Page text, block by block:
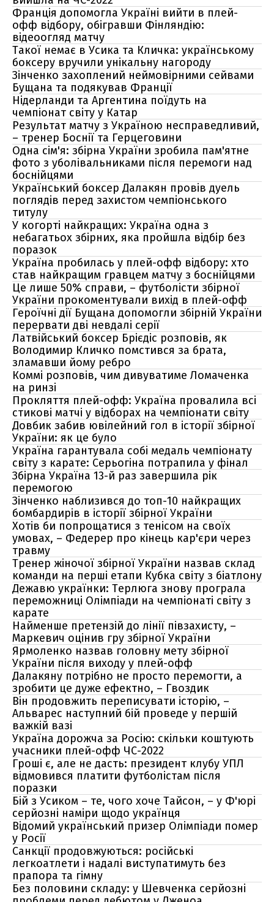
Франція допомогла Україні вийти в плей-
офф відбору, обігравши Фінляндію:
відеоогляд матчу
Такої немає в Усика та Кличка: українському
боксеру вручили унікальну нагороду
Зінченко захоплений неймовірними сейвами
Бущана та подякував Франції
Нідерланди та Аргентина поїдуть на
чемпіонат світу у Катар
Результат матчу з Україною несправедливий,
– тренер Боснії та Герцеговини
Одна сім'я: збірна України зробила пам'ятне
фото з уболівальниками після перемоги над
боснійцями
Український боксер Далакян провів дуель
поглядів перед захистом чемпіонського
титулу
У когорті найкращих: Україна одна з
небагатьох збірних, яка пройшла відбір без
поразок
Україна пробилась у плей-офф відбору: хто
став найкращим гравцем матчу з боснійцями
Це лише 50% справи, – футболісти збірної
України прокоментували вихід в плей-офф
Героїчні дії Бущана допомогли збірній України
перервати дві невдалі серії
Латвійський боксер Брієдіс розповів, як
Володимир Кличко помстився за брата,
зламавши йому ребро
Коммі розповів, чим дивуватиме Ломаченка
на ринзі
Прокляття плей-офф: Україна провалила всі
стикові матчі у відборах на чемпіонати світу
Довбик забив ювілейний гол в історії збірної
України: як це було
Україна гарантувала собі медаль чемпіонату
світу з карате: Серьогіна потрапила у фінал
Збірна Україна 13-й раз завершила рік
перемогою
Зінченко наблизився до топ-10 найкращих
бомбардирів в історії збірної України
Хотів би попрощатися з тенісом на своїх
умовах, – Федерер про кінець кар'єри через
травму
Тренер жіночої збірної України назвав склад
команди на перші етапи Кубка світу з біатлону
Дежавю українки: Терлюга знову програла
переможниці Олімпіади на чемпіонаті світу з
карате
Найменше претензій до лінії півзахисту, –
Маркевич оцінив гру збірної України
Ярмоленко назвав головну мету збірної
України після виходу у плей-офф
Далакяну потрібно не просто перемогти, а
зробити це дуже ефектно, – Гвоздик
Він продовжить переписувати історію, –
Альварес наступний бій проведе у першій
важкій вазі
Україна дорожча за Росію: скільки коштують
учасники плей-офф ЧС-2022
Гроші є, але не дасть: президент клубу УПЛ
відмовився платити футболістам після
поразки
Бій з Усиком – те, чого хоче Тайсон, – у Ф'юрі
серйозні наміри щодо українця
Відомий український призер Олімпіади помер
у Росії
Санкції продовжуються: російські
легкоатлети і надалі виступатимуть без
прапора та гімну
Без половини складу: у Шевченка серйозні